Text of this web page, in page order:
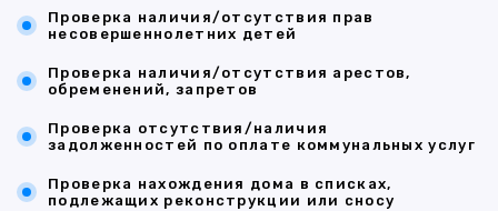
Проверка наличия/отсутствия прав
несовершеннолетних детей
Проверка наличия/отсутствия арестов,
обременений, запретов
Проверка отсутствия/наличия
задолженностей по оплате коммунальных услуг
Проверка нахождения дома в списках,
подлежащих реконструкции или сносу